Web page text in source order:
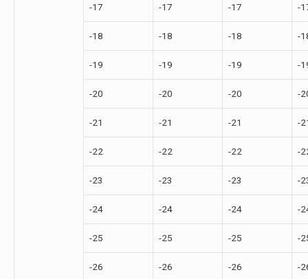
-17 -17 -17 -
-18 -18 -18 -
-19 -19 -19 -
-20 -20 -20 -
-21 -21 -21 -
-22 -22 -22 -
-23 -23 -23 -
-24 -24 -24 -
-25 -25 -25 -
-26 -26 -26 -